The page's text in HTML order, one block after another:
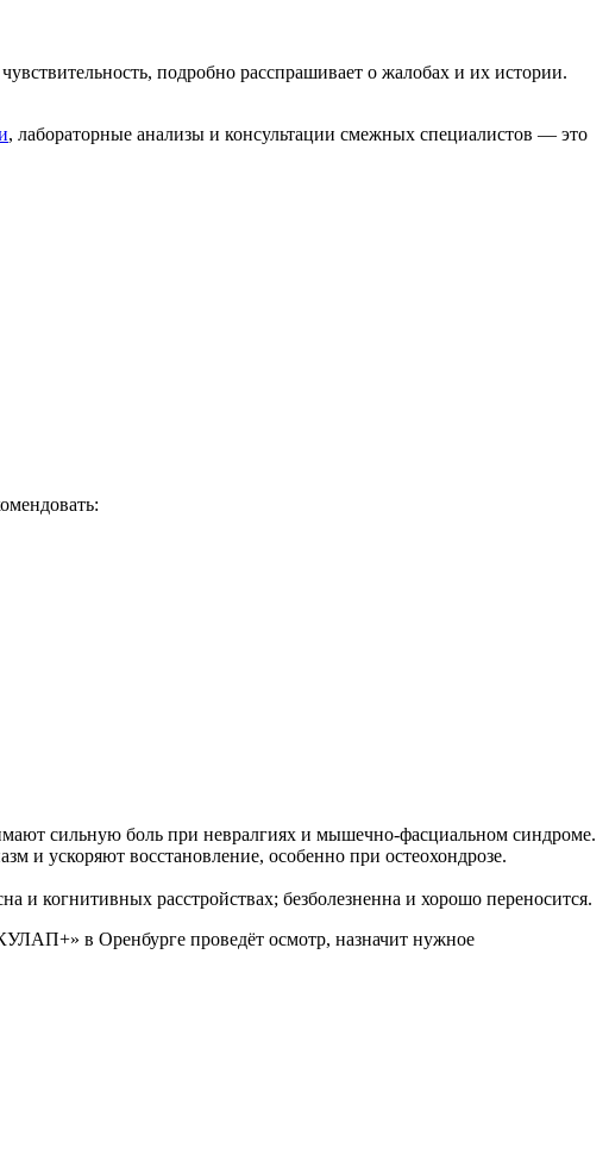
подробно расспрашивает о жалобах и их истории.
, лабораторные анализы и консультации смежных специалистов — это
сильную боль при невралгиях и мышечно-фасциальном синдроме.
и ускоряют восстановление, особенно при остеохондрозе.
когнитивных расстройствах; безболезненна и хорошо переносится.
в Оренбурге проведёт осмотр, назначит нужное